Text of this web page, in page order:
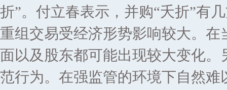
折”。付立春表示，并购“夭折”有
重组交易受经济形势影响较大。
面以及股东都可能出现较大变化
范行为。在强监管的环境下自然